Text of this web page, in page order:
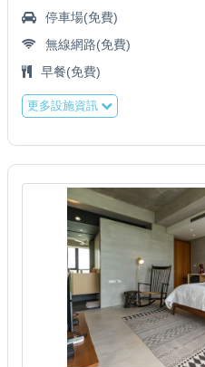
停車場(免費)
無線網路(免費)
早餐(免費)
更多設施資訊